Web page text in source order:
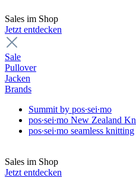
Sales im Shop
Jetzt entdecken
Sale
Pullover
Jacken
Brands
Summit by pos∙sei∙mo
pos∙sei∙mo New Zealand
pos∙sei∙mo seamless knitting
Sales im Shop
Jetzt entdecken